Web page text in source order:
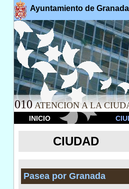
Ayuntamiento de Granada
010 ATENCION A LA
INICIO
CIUDAD
Pasea por Granada